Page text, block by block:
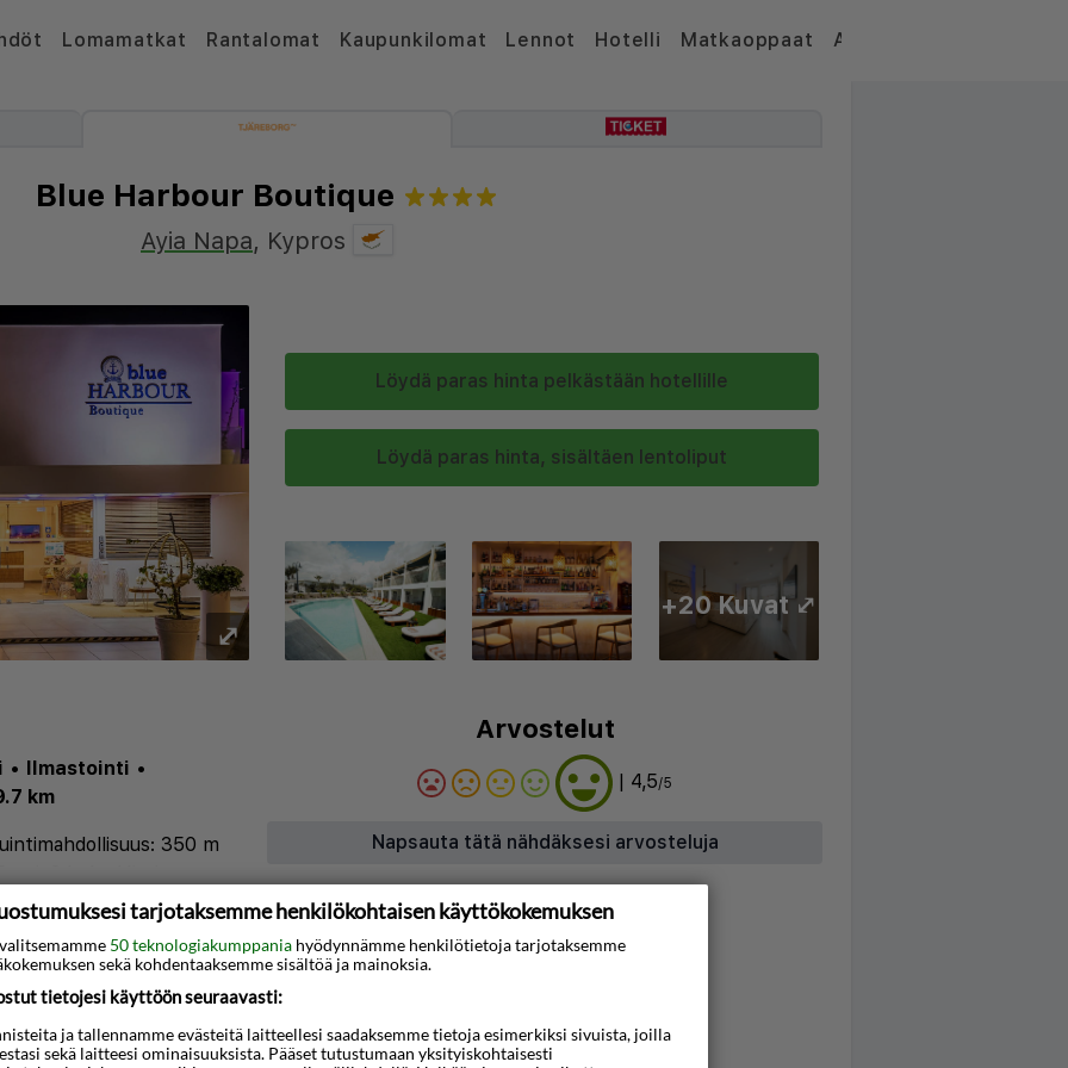
Lomamatkat Rantalomat Kaupunkilomat Lennot Hotelli Matkaoppaat Artikkelit
Blue Harbour Boutique
Ayia Napa, Kypros
⤢
Löydä paras hinta pelkästään hotellille
Löydä paras hinta, sisältäen lentoliput
+20 Kuvat ⤢
• Ilmastointi •
km
350 m
7
Arvostelut
| 4,5/5
Napsauta tätä nähdäksesi arvosteluja
hotelli kauniilla
Ayia Napan
Kartta
tarjotaksemme henkilökohtaisen käyttökokemuksen
50 teknologiakumppania hyödynnämme henkilötietoja tarjotaksemme
sekä kohdentaaksemme sisältöä ja mainoksia.
tietojesi käyttöön seuraavasti:
ja tallennamme evästeitä laitteellesi saadaksemme tietoja esimerkiksi sivuista, joilla
sekä laitteesi ominaisuuksista. Pääset tutustumaan yksityiskohtaisesti